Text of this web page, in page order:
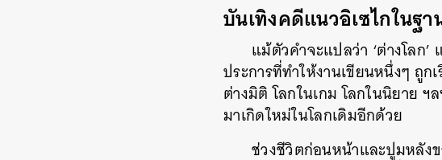
บันเทิงคดีแนวอิเซไกในฐา
แม้ตัวคำจะแปลว่า ‘ต่างโลก
ประการที่ทำให้งานเขียนหนึ่งๆ ถูก
ต่างมิติ โลกในเกม โลกในนิยาย
มาเกิดใหม่ในโลกเดิมอีกด้วย
ช่วงชีวิตก่อนหน้าและปูมหลังข